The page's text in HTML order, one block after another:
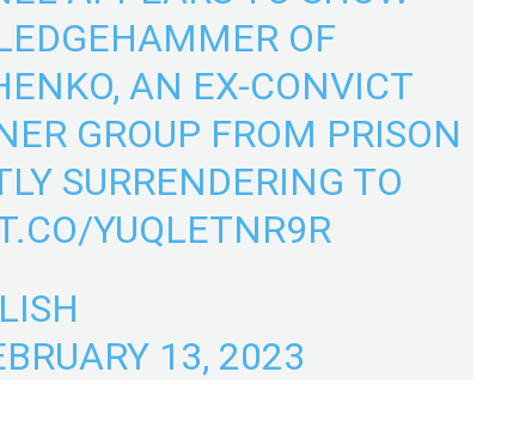
OF
AN EX-CONVICT
GROUP FROM PRISON
SURRENDERING TO
YUQLETNR9R
13, 2023